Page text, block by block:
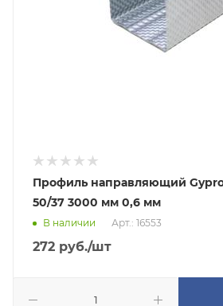
Профиль направляющий
50/37 3000 мм 0,6 мм
В наличии Арт.: 16553
272 руб./шт